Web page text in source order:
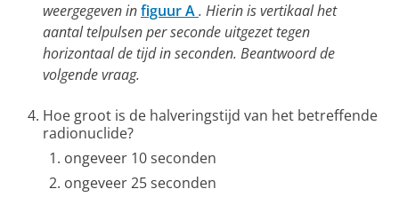
weergegeven infiguur A. Hierin is vertikaal het
aantal telpulsen per seconde uitgezet tegen
horizontaal de tijd in seconden. Beantwoord de
volgende vraag.
Hoe groot is de halveringstijd van het betreffende
radionuclide?
ongeveer 10 seconden
ongeveer 25 seconden